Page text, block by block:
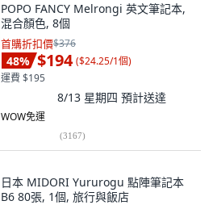
POPO FANCY Melrongi 英文筆記本,
混合顏色, 8個
首購折扣價$376
48% $194 ($24.25/1個)
運費 $195
8/13 星期四 預計送達
WOW免運
(3167)
日本 MIDORI Yururogu 點陣筆記本
B6 80張, 1個, 旅行與飯店